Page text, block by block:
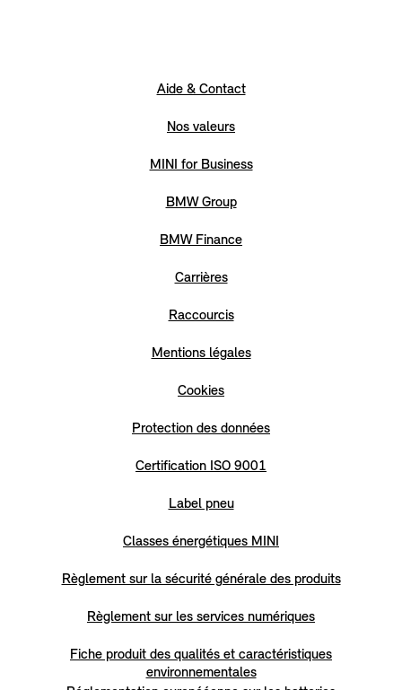
Aide & Contact
Nos valeurs
MINI for Business
BMW Group
BMW Finance
Carrières
Raccourcis
Mentions légales
Cookies
Protection des données
Certification ISO 9001
Label pneu
Classes énergétiques MINI
Règlement sur la sécurité générale des produits
Règlement sur les services numériques
Fiche produit des qualités et caractéristiques
environnementales